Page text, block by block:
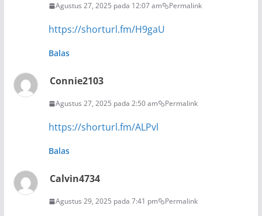
Agustus 27, 2025 pada 12:07 am Permalink
https://shorturl.fm/H9gaU
Balas
Connie2103
Agustus 27, 2025 pada 2:50 am Permalink
https://shorturl.fm/ALPvl
Balas
Calvin4734
Agustus 29, 2025 pada 7:41 pm Permalink